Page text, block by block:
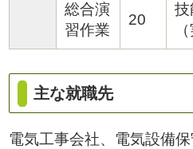
総合演
習作業
20
技
主な就職先
電気工事会社、電気設備